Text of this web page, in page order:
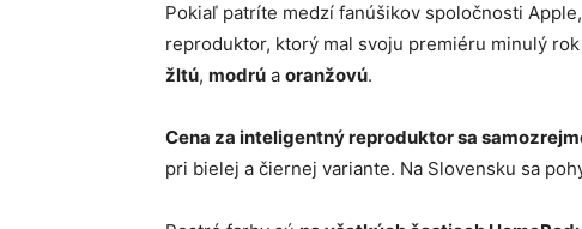
Pokiaľ patríte medzí fanúšikov spoločnosti
reproduktor, ktorý mal svoju premiéru minulý
žltú, modrú a oranžovú.
Cena za inteligentný reproduktor sa
pri bielej a čiernej variante. Na Slovensku sa